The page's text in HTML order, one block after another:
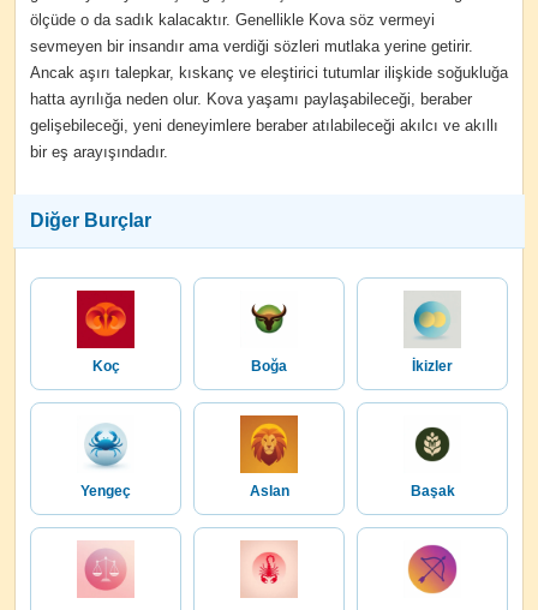
ölçüde o da sadık kalacaktır. Genellikle Kova söz vermeyi
sevmeyen bir insandır ama verdiği sözleri mutlaka yerine getirir.
Ancak aşırı talepkar, kıskanç ve eleştirici tutumlar ilişkide soğukluğa
hatta ayrılığa neden olur. Kova yaşamı paylaşabileceği, beraber
gelişebileceği, yeni deneyimlere beraber atılabileceği akılcı ve akıllı
bir eş arayışındadır.
Diğer Burçlar
Koç Boğa İkizler
Yengeç Aslan Başak